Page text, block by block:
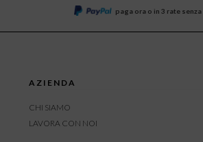
paga ora o in 3 rate
AZIENDA
CHI SIAMO
LAVORA CON NOI